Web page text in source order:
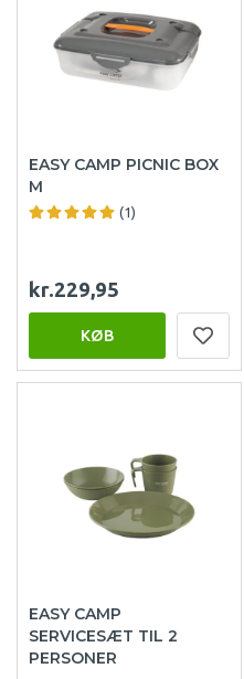
EASY CAMP PICNIC BOX
M
(1)
kr.229,95
KØB
EASY CAMP
SERVICESÆT TIL 2
PERSONER